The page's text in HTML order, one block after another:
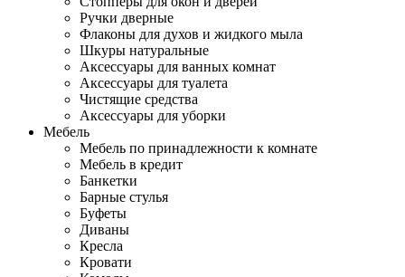
Ручки дверные
Флаконы для духов и жидкого мыла
Шкуры натуральные
Аксессуары для ванных комнат
Аксессуары для туалета
Чистящие средства
Аксессуары для уборки
Мебель
Мебель по принадлежности к комнате
Мебель в кредит
Банкетки
Барные стулья
Буфеты
Диваны
Кресла
Кровати